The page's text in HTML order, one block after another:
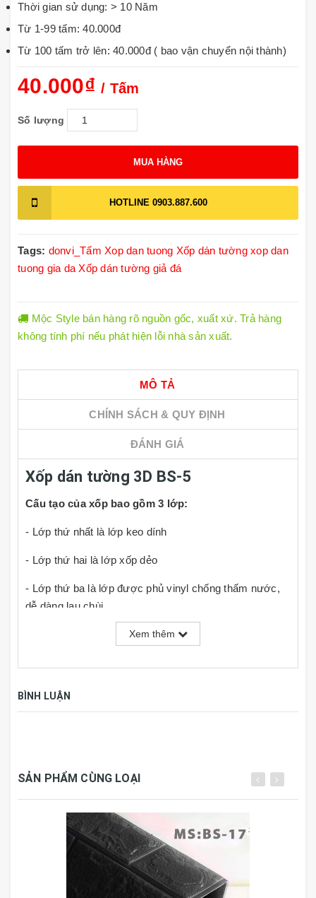
Thời gian sử dụng: > 10 Năm
Từ 1-99 tấm: 40.000đ
Từ 100 tấm trở lên: 40.000đ ( bao vận chuyển nội thành)
40.000₫ / Tấm
Số lượng
MUA HÀNG
HOTLINE 0903.887.600
Tags: donvi_Tấm Xop dan tuong Xốp dán tường xop dan
tuong gia da Xốp dán tường giả đá
Mộc Style bán hàng rõ nguồn gốc, xuất xứ. Trả hàng
không tính phí nếu phát hiện lỗi nhà sản xuất.
MÔ TẢ
CHÍNH SÁCH & QUY ĐỊNH
ĐÁNH GIÁ
Xốp dán tường 3D BS-5
Cấu tạo của xốp bao gồm 3 lớp:
- Lớp thứ nhất là lớp keo dính
- Lớp thứ hai là lớp xốp dẻo
- Lớp thứ ba là lớp được phủ vinyl chống thấm nước,
dễ dàng lau chùi.
Thông tin sản phẩm :
Sử dụng được cho tường bị bong tróc, ẩm mốc, tường
hợp với decal dán tường để nhà thêm đẹp nhé.
CÔNG DỤNG - KHÔNG GIAN SỬ DỤNG ĐƯỢC
Các shop quần áo, studio ảnh, salon tóc, spa, coffe
- Quán ăn rất tốt vì có thể lau chùi khi dầu mỡ bắn.
Xem thêm
BÌNH LUẬN
SẢN PHẨM CÙNG LOẠI